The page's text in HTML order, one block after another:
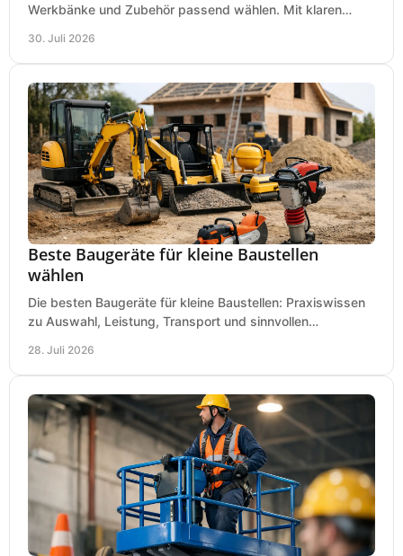
Werkbänke und Zubehör passend wählen. Mit klaren
30. Juli 2026
Beste Baugeräte für kleine Baustellen
wählen
Die besten Baugeräte für kleine Baustellen: Praxiswissen
zu Auswahl, Leistung, Transport und sinnvollen
28. Juli 2026